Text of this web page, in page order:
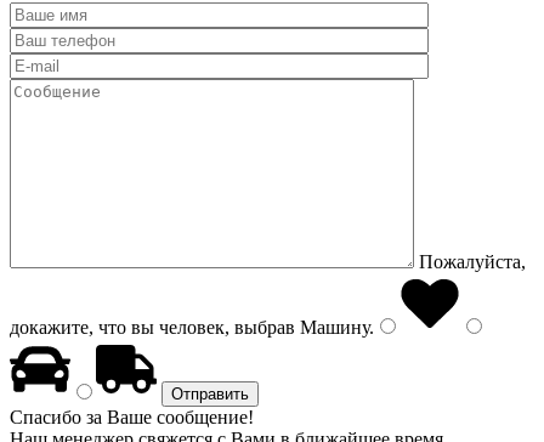
Пожалуйста,
докажите, что вы человек, выбрав Машину.
Спасибо за Ваше сообщение!